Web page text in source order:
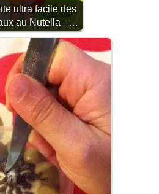
ultra facile des
au Nutella –…